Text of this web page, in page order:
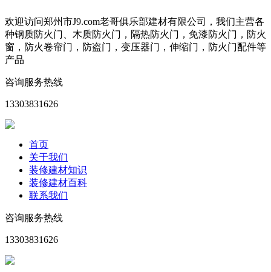
欢迎访问郑州市J9.com老哥俱乐部建材有限公司，我们主营各
种钢质防火门、木质防火门，隔热防火门，免漆防火门，防火
窗，防火卷帘门，防盗门，变压器门，伸缩门，防火门配件等
产品
咨询服务热线
13303831626
首页
关于我们
装修建材知识
装修建材百科
联系我们
咨询服务热线
13303831626